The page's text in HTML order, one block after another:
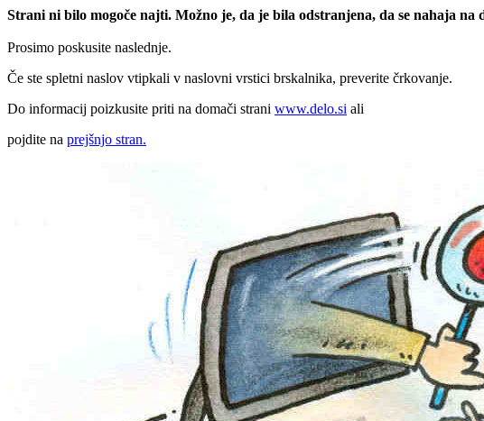
Strani ni bilo mogoče najti. Možno je, da je bila odstranjena, da se nahaja
Prosimo poskusite naslednje.
Če ste spletni naslov vtipkali v naslovni vrstici brskalnika, preverite črkovanje.
Do informacij poizkusite priti na domači strani www.delo.si ali
pojdite na prejšnjo stran.